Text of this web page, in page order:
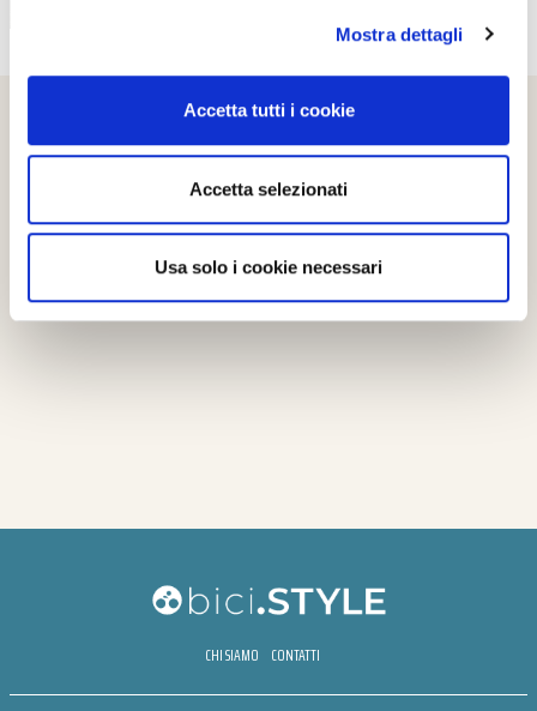
Mostra dettagli
Accetta tutti i cookie
Accetta selezionati
Usa solo i cookie necessari
CHI SIAMO CONTATTI